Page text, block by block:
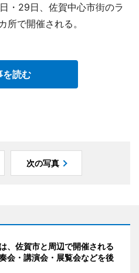
・29日、佐賀中心市街のラ
所で開催される。
を読む
次の写真
、佐賀市と周辺で開催される
会・講演会・展覧会などを後